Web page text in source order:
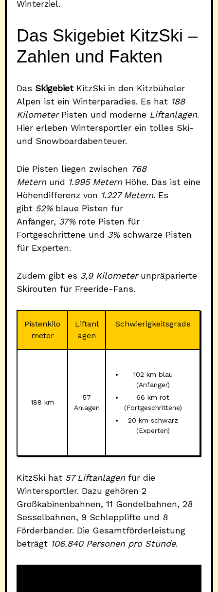
Winterziel.
Das Skigebiet KitzSki –
Zahlen und Fakten
Das SkigebietKitzSki in den Kitzbüheler
Alpen ist ein Winterparadies. Es hat 188
KilometerPisten und moderne Liftanlagen.
Hier erleben Wintersportler ein tolles Ski-
und Snowboardabenteuer.
Die Pisten liegen zwischen 768
Meternund 1.995 MeternHöhe. Das ist eine
Höhendifferenz von 1.227 Metern. Es
gibt 52%blaue Pisten für
Anfänger, 37%rote Pisten für
Fortgeschrittene und 3%schwarze Pisten
für Experten.
Zudem gibt es 3,9 Kilometerunpräparierte
Skirouten für Freeride-Fans.
Pistenkilo
meter
Liftanl
agen
Schwierigkeitsgrade
188 km
57
Anlagen
102 km blau
(Anfänger)
66 km rot
(Fortgeschrittene)
20 km schwarz
(Experten)
KitzSki hat 57 Liftanlagenfür die
Wintersportler. Dazu gehören 2
Großkabinenbahnen, 11 Gondelbahnen, 28
Sesselbahnen, 9 Schlepplifte und 8
Förderbänder. Die Gesamtförderleistung
beträgt 106.840 Personen pro Stunde.